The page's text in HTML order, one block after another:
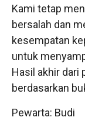
Kami tetap
bersalah dan
kesempatan
untuk
Hasil akhir dari
berdasarkan
Pewarta: Budi